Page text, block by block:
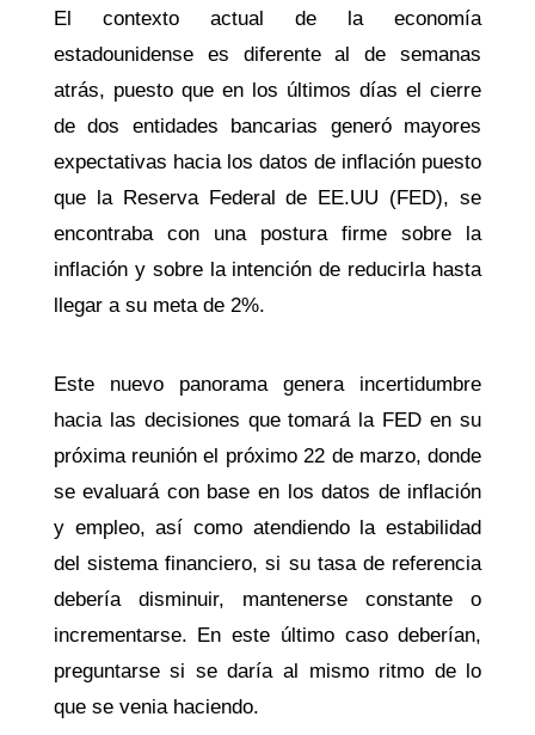
El contexto actual de la economía
estadounidense es diferente al de semanas
atrás, puesto que en los últimos días el cierre
de dos entidades bancarias generó mayores
expectativas hacia los datos de inflación puesto
que la Reserva Federal de EE.UU (FED), se
encontraba con una postura firme sobre la
inflación y sobre la intención de reducirla hasta
llegar a su meta de 2%.
Este nuevo panorama genera incertidumbre
hacia las decisiones que tomará la FED en su
próxima reunión el próximo 22 de marzo, donde
se evaluará con base en los datos de inflación
y empleo, así como atendiendo la estabilidad
del sistema financiero, si su tasa de referencia
debería disminuir, mantenerse constante o
incrementarse. En este último caso deberían,
preguntarse si se daría al mismo ritmo de lo
que se venia haciendo.